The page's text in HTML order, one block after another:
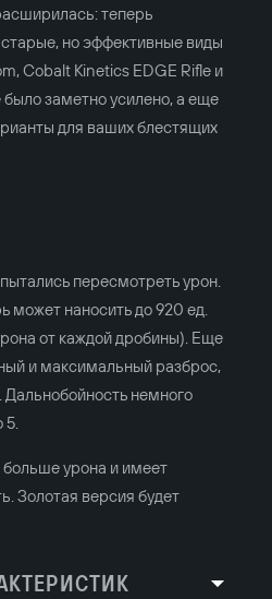
теперь
но эффективные виды
Cobalt Kinetics EDGE Rifle и
было заметно усилено, а еще
для ваших блестящих
пересмотреть урон.
может наносить до 920 ед.
от каждой дробины). Еще
и максимальный разброс,
Дальнобойность немного
5.
урона и имеет
Золотая версия будет